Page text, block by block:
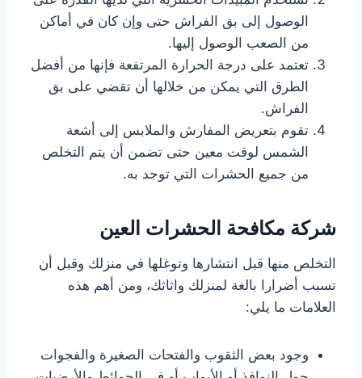
الوصول إلى بق الفراش حتى وإن كان في أماكن
من الصعب الوصول إليها.
تعتمد على درجة الحرارة المرتفعة فإنها من أفضل
الطرق التي يمكن من خلالها أن تقضي على بق
الفراش.
تقوم بتعريض المفارش والملابس إلى أشعة
الشمس لوقت معين حتى تضمن أن يتم التخلص
من جميع الحشرات التي توجد به.
شركة مكافحة الحشرات العين
التخلص منها قبل انتشارها وتوغلها في منزلك وقبل أن
تسبب أضرارا بالغة لمنزلك واثاثك، ومن أهم هذه
العلامات ما يلي:
وجود بعض الثقوب والفتحات الصغيرة والفجوات